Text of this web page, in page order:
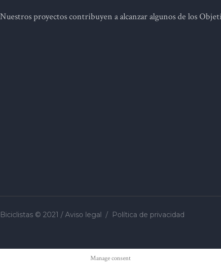
Nuestros proyectos contribuyen a alcanzar algunos de los
Biciclistas © 2021 / Aviso legal / Política de privacidad
Manage consent